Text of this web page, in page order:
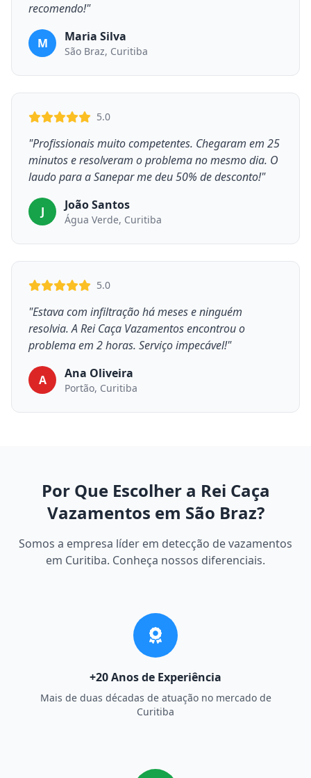
recomendo!"
M Maria Silva
São Braz, Curitiba
5.0
"Profissionais muito competentes. Chegaram em 25
minutos e resolveram o problema no mesmo dia. O
laudo para a Sanepar me deu 50% de desconto!"
J João Santos
Água Verde, Curitiba
5.0
"Estava com infiltração há meses e ninguém
resolvia. A Rei Caça Vazamentos encontrou o
problema em 2 horas. Serviço impecável!"
A Ana Oliveira
Portão, Curitiba
Por Que Escolher a Rei Caça
Vazamentos em São Braz?
Somos a empresa líder em detecção de vazamentos
em Curitiba. Conheça nossos diferenciais.
+20 Anos de Experiência
Mais de duas décadas de atuação no mercado de
Curitiba